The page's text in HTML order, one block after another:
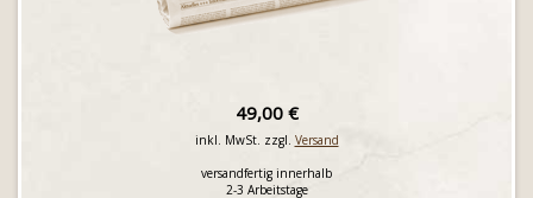
49,00 €
inkl. MwSt. zzgl. Versand
versandfertig innerhalb
2-3 Arbeitstage